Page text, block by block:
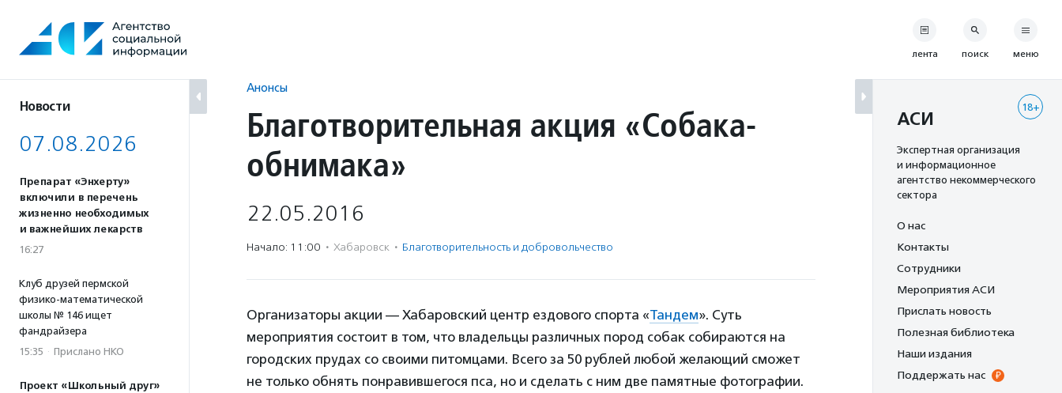
содержанию
Новости
07.08.2026
Препарат «Энхерту»
включили в перечень
жизненно необходимых
и важнейших лекарств
16:27
Клуб друзей пермской
физико-математической
школы № 146 ищет
фандрайзера
15:35 · Прислано НКО
Проект «Школьный друг»
Анонсы
Благотворительная акция «Собака-
обнимака»
22.05.2016
Начало: 11:00 · Хабаровск · Благотвори­тель­ность и доброволь­чест­во
Организаторы акции — Хабаровский центр ездового спорта «Тандем». Суть
мероприятия состоит в том, что владельцы различных пород собак собираются на
городских прудах со своими питомцами. Всего за 50 рублей любой желающий сможет
не только обнять понравившегося пса, но и сделать с ним две памятные фотографии.
лента поиск меню
18+
АСИ
Экспертная организация
и информационное
агентство некоммерческого
сектора
О нас
Контакты
Сотрудники
Мероприятия АСИ
Прислать новость
Полезная библиотека
Наши издания
Поддержать нас